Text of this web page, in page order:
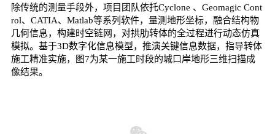
除传统的测量手段外，项目团队依托Cyclone 、Geomagic Cont
rol、CATIA、Matlab等系列软件，量测地形坐标，融合结构物
几何信息，构建时空链网，对拱肋转体的全过程进行动态仿真
模拟。基于3D数字化信息模型，推演关键信息数据，指导转体
施工精准实施，图7为某一施工时段的城口岸地形三维扫描成
像结果。